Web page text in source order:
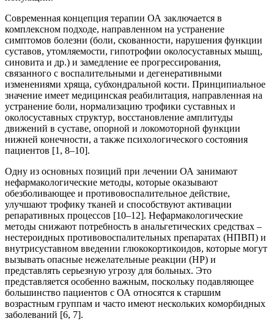
Современная концепция терапии ОА заключается в
комплексном подходе, направленном на устранение
симптомов болезни (боли, скованности, нарушения функции
суставов, утомляемости, гипотрофии околосуставных мышц,
синовита и др.) и замедление ее прогрессирования,
связанного с воспалительными и дегенеративными
изменениями хряща, субхондральной кости. Принципиальное
значение имеет медицинская реабилитация, направленная на
устранение боли, нормализацию трофики суставных и
околосуставных структур, восстановление амплитуды
движений в суставе, опорной и локомоторной функции
нижней конечности, а также психологического состояния
пациентов [1, 8–10].
Одну из основных позиций при лечении ОА занимают
нефармакологические методы, которые оказывают
обезболивающее и противовоспалительное действие,
улучшают трофику тканей и способствуют активации
репаративных процессов [10–12]. Нефармакологические
методы снижают потребность в анальгетических средствах –
нестероидных противовоспалительных препаратах (НПВП) и
внутрисуставном введении глюкокортикоидов, которые могут
вызывать опасные нежелательные реакции (НР) и
представлять серьезную угрозу для больных. Это
представляется особенно важным, поскольку подавляющее
большинство пациентов с ОА относятся к старшим
возрастным группам и часто имеют нескольких коморбидных
заболеваний [6, 7].